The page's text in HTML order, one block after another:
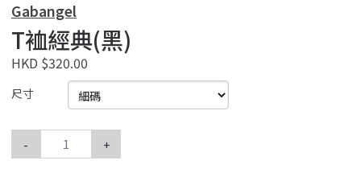
Gabangel
T裇經典(黑)
HKD $320.00
尺寸
- +